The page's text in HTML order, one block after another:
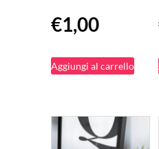
€1,00
Aggiungi al carrello